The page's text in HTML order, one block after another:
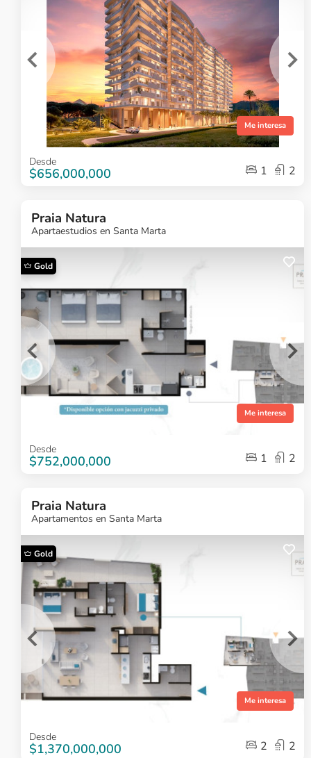
Me interesa
Item
Desde
$656,000,000 1 2
¿Quieres más
información?
Ver Proyecto
Praia Natura
Apartaestudios en Santa Marta
Gold
Me interesa
Item
Desde
$752,000,000 1 2
¿Quieres más
información?
Ver Proyecto
Praia Natura
Apartamentos en Santa Marta
Gold
Me interesa
Item
Desde
$1,370,000,000 2 2